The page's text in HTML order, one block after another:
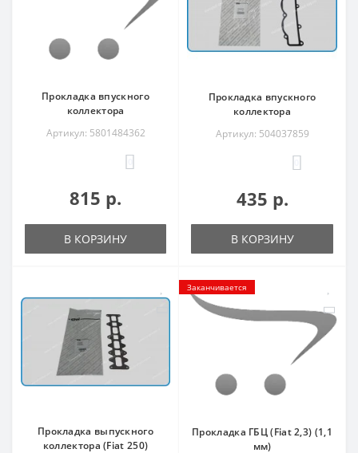
Прокладка впускного
коллектора
Артикул: 5801484362
815 р.
В КОРЗИНУ
Прокладка впускного
коллектора
Артикул: 504037859
435 р.
В КОРЗИНУ
Прокладка выпускного
коллектора (Fiat 250)
Заканчивается
Прокладка ГБЦ (Fiat 2,3) (1,1
мм)